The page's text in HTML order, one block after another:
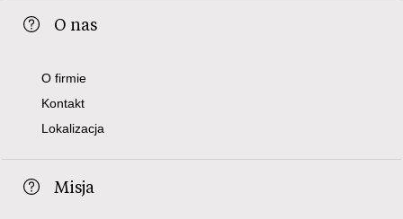
O nas
O firmie
Kontakt
Lokalizacja
Misja